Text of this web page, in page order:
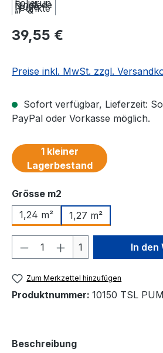
Regulärer Preis:
39,55 €
Preise inkl. MwSt. zzgl.
Sofort verfügbar, Lieferzeit:
PayPal oder Vorkasse möglich.
1 kleiner
Lagerbestand
Grösse m2
1,24 m²
1,27 m²
Produkt Anzahl: Gib
1 In den
Zum Merkzettel hinzufügen
Produktnummer: 10150 TSL
Beschreibung